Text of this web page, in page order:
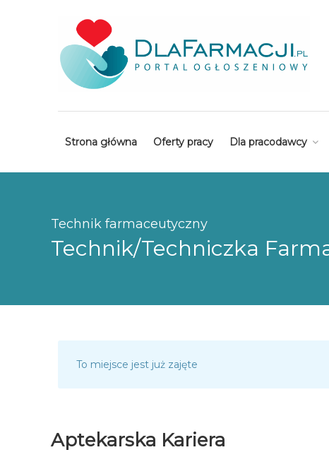
Strona główna Oferty pracy Dla pracodawcy
Technik farmaceutyczny
Technik/Techniczka
To miejsce jest już zajęte
Aptekarska Kariera